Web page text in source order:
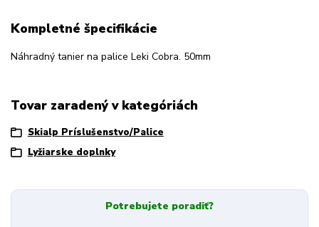
Kompletné špecifikácie
Náhradný tanier na palice Leki Cobra. 50mm
Tovar zaradený v kategóriách
Skialp Príslušenstvo/Palice
Lyžiarske doplnky
Potrebujete poradiť?